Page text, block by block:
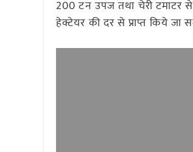
200 टन उपज तथा चेरी टमाटर
हेक्टेयर की दर से प्राप्त किये जा